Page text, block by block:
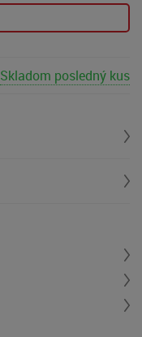
Skladom posledný kus